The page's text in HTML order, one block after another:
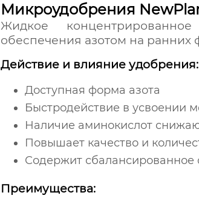
Микроудобрения
Жидкое
обеспечения азотом на ранних
Действие и влияние удобрения:
Доступная форма азота
Быстродействие в усвоении
Наличие аминокислот
Повышает качество и
Содержит сбалансированное
Преимущества: